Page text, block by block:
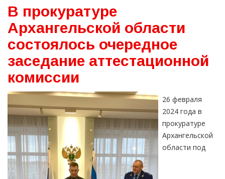
В прокуратуре
Архангельской области
состоялось очередное
заседание аттестационной
комиссии
26 февраля
2024 года в
прокуратуре
Архангельской
области под